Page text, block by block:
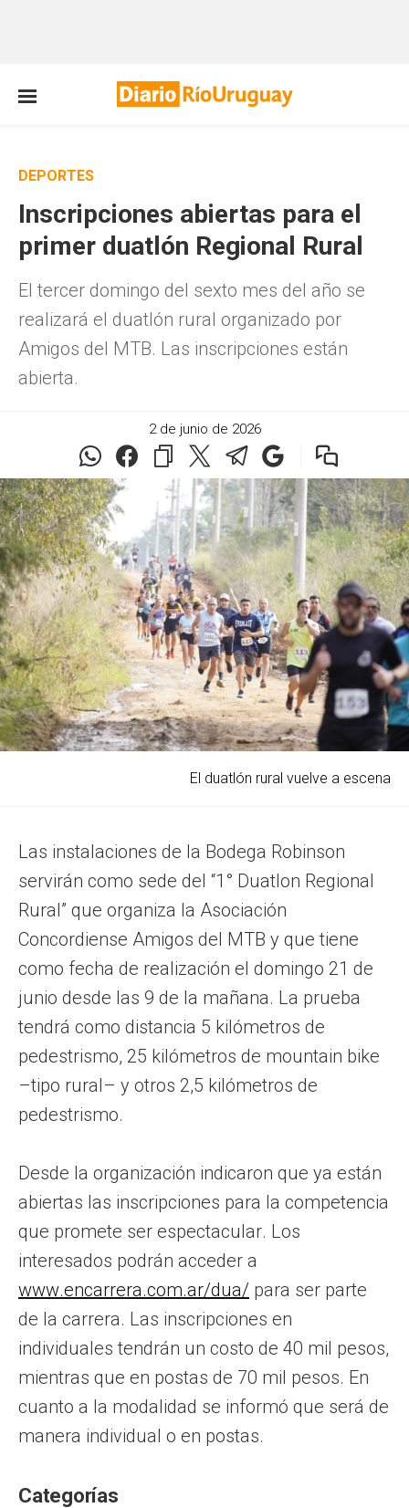
DEPORTES
Inscripciones abiertas para el
primer duatlón Regional Rural
El tercer domingo del sexto mes del año se
realizará el duatlón rural organizado por
Amigos del MTB. Las inscripciones están
abierta.
2 de junio de 2026
El duatlón rural vuelve a escena
Las instalaciones de la Bodega Robinson
servirán como sede del “1° Duatlon Regional
Rural” que organiza la Asociación
Concordiense Amigos del MTB y que tiene
como fecha de realización el domingo 21 de
junio desde las 9 de la mañana. La prueba
tendrá como distancia 5 kilómetros de
pedestrismo, 25 kilómetros de mountain bike
–tipo rural– y otros 2,5 kilómetros de
pedestrismo.
Desde la organización indicaron que ya están
abiertas las inscripciones para la competencia
que promete ser espectacular. Los
interesados podrán acceder a
www.encarrera.com.ar/dua/ para ser parte
de la carrera. Las inscripciones en
individuales tendrán un costo de 40 mil pesos,
mientras que en postas de 70 mil pesos. En
cuanto a la modalidad se informó que será de
manera individual o en postas.
Categorías